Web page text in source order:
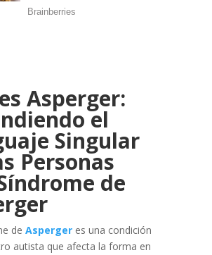
Asperger:
el
Singular
Personas
de
de Aspergeres una condición
autista que afecta la forma en